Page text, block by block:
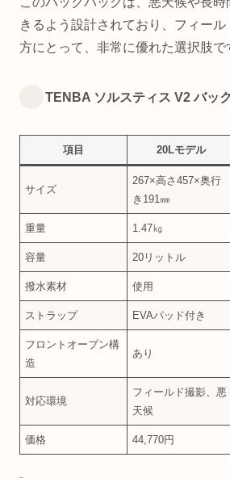
きるよう設計されており、フィール
方にとって、非常に優れた選択肢で
TENBA ソルスティス V2 バッ
項目 20Lモデル
サイズ
267×高さ457×奥行
き191㎜
重量 1.47㎏
容量 20リットル
撥水素材 使用
ストラップ EVAパッド付き
フロントオープン構
造
あり
対応環境
フィールド撮影、悪
天候
価格 44,770円